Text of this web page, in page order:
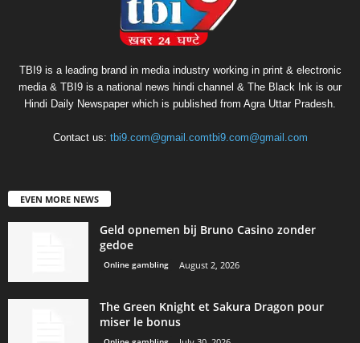
TBI9 is a leading brand in media industry working in print & electronic
media & TBI9 is a national news hindi channel & The Black Ink is our
Hindi Daily Newspaper which is published from Agra Uttar Pradesh.
Contact us: tbi9.com@gmail.comtbi9.com@gmail.com
EVEN MORE NEWS
Geld opnemen bij Bruno Casino zonder
gedoe
Online gambling August 2, 2026
The Green Knight et Sakura Dragon pour
miser le bonus